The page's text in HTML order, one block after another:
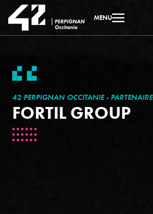
MENU
42 PERPIGNAN OCCITANIE - PARTENAIRE
FORTIL GROUP